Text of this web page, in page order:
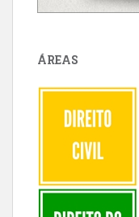
ÁREAS